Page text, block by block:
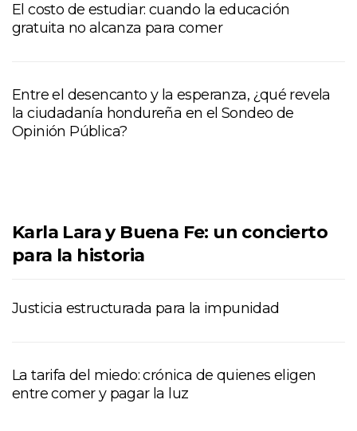
El costo de estudiar: cuando la educación
gratuita no alcanza para comer
Entre el desencanto y la esperanza, ¿qué revela
la ciudadanía hondureña en el Sondeo de
Opinión Pública?
Karla Lara y Buena Fe: un concierto
para la historia
Justicia estructurada para la impunidad
La tarifa del miedo: crónica de quienes eligen
entre comer y pagar la luz